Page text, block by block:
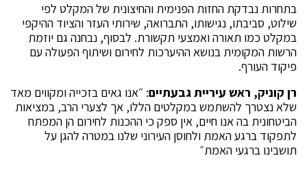
בתחרות נבדקת החזות הפנימית והחיצונית של המקלט לפי
שילוט, סביבתו, נגישותו, התברואה, שירותי העזר והציוד ההיקפי
במקלט כמו תאורה ואמצעי תקשורת. לבסוף, נבחנה גם יוזמת
הרשות המקומית בנושא ההיערכות לחירום ושיתוף הפעולה עם
פיקוד העורף.
רן קוניק, ראש עיריית גבעתיים: ״אנו גאים בזכייה ומקווים מאד
שלא נצטרך להשתמש במקלטים הללו, אך לצערי הרב, במציאות
הביטחונית בה אנו חיים, אין ספק כי ההכנות לחירום הן המפתח
לתפקוד ברגע האמת ולחוסן העירוני שלנו במטרה להגן על
תושבינו ברגעי האמת״